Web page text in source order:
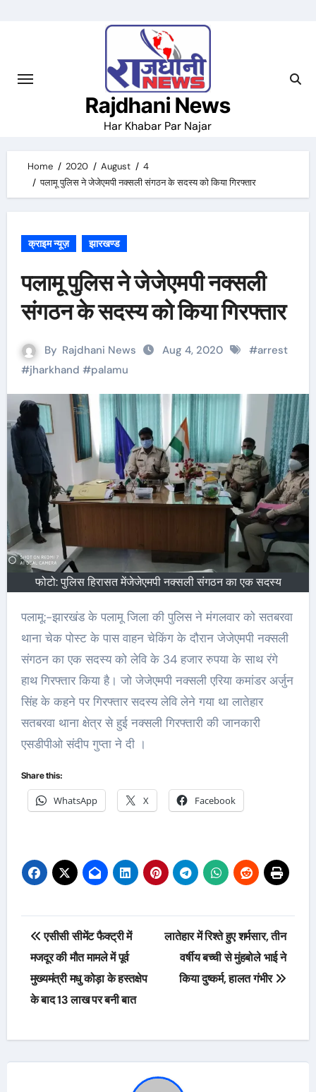
Rajdhani News
Har Khabar Par Najar
Home 2020 August
4
पलामू पुलिस ने जेजेएमपी नक्सली संगठन के सदस्य को किया गिरफ्तार
क्राइम न्यूज़ झारखण्ड
पलामू पुलिस ने जेजेएमपी नक्सली
संगठन के सदस्य को किया गिरफ्तार
By Rajdhani News Aug 4, 2020 #arrest
#jharkhand #palamu
फोटो: पुलिस हिरासत मेंजेजेएमपी नक्सली संगठन का एक सदस्य
पलामू:-झारखंड के पलामू जिला की पुलिस ने मंगलवार को सतबरवा
थाना चेक पोस्ट के पास वाहन चेकिंग के दौरान जेजेएमपी नक्सली
संगठन का एक सदस्य को लेवि के 34 हजार रुपया के साथ रंगे
हाथ गिरफ्तार किया है। जो जेजेएमपी नक्सली एरिया कमांडर अर्जुन
सिंह के कहने पर गिरफ्तार सदस्य लेवि लेने गया था लातेहार
सतबरवा थाना क्षेत्र से हुई नक्सली गिरफ्तारी की जानकारी
एसडीपीओ संदीप गुप्ता ने दी ।
Share this:
WhatsApp X Facebook
Post
navigation
एसीसी सीमेंट फैक्ट्री में
मजदूर की मौत मामले में पूर्व
मुख्यमंत्री मधु कोड़ा के हस्तक्षेप
के बाद 13 लाख पर बनी बात
लातेहार में रिश्ते हुए शर्मसार, तीन
वर्षीय बच्ची से मुंहबोले भाई ने
किया दुष्कर्म, हालत गंभीर